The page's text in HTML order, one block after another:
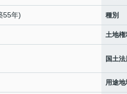
55年) 種別
土地権
国土
用途地